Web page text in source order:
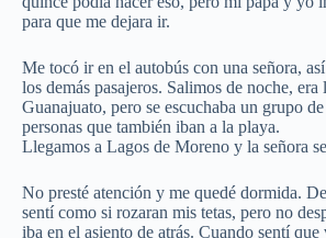
para que me dejara ir.
Me tocó ir en el autobús con una señora,
los demás pasajeros. Salimos de noche, era
Guanajuato, pero se escuchaba un grupo
personas que también iban a la playa.
Llegamos a Lagos de Moreno y la señora
No presté atención y me quedé dormida.
sentí como si rozaran mis tetas, pero no
iba en el asiento de atrás. Cuando sentí